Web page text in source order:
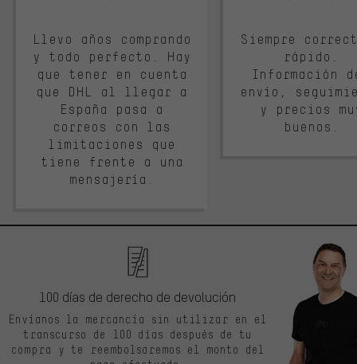
Llevo años comprando
y todo perfecto. Hay
que tener en cuenta
que DHL al llegar a
España pasa a
correos con las
limitaciones que
tiene frente a una
mensajería.
Siempre
rápido.
Información
envío,
y precios
buenos.
100 días de derecho de devolución
Envíanos la mercancía sin utilizar en el
transcurso de 100 días después de tu
compra y te reembolsaremos el monto del